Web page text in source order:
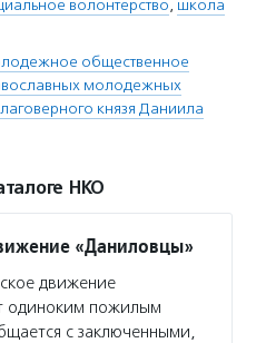
волонтерство, школа
общественное
молодежных
князя Даниила
НКО
«Даниловцы»
движение
одиноким пожилым
с заключенными,